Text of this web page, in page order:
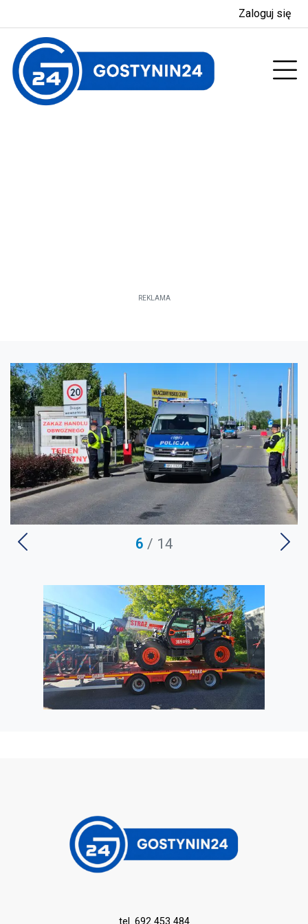
Zaloguj się
REKLAMA
6 / 14
tel. 692 453 484